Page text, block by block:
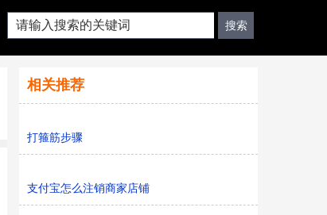
相关推荐
打箍筋步骤
支付宝怎么注销商家店铺